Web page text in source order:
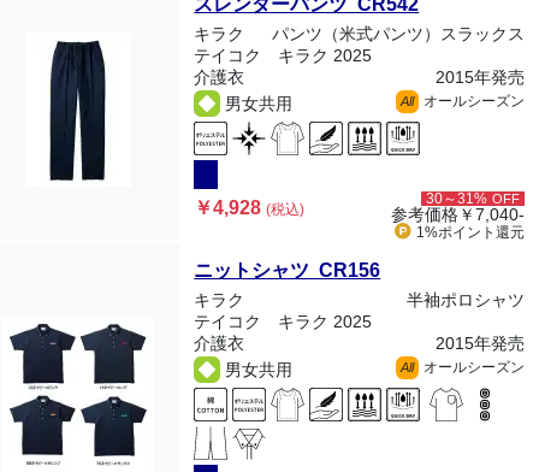
スレンダーパンツ CR542
キラク
パンツ（米式パンツ）スラックス
テイコク キラク 2025
介護衣
2015年発売
男女共用
All オールシーズン
￥4,928(税込)
30～31% OFF
参考価格￥7,040-
1%ポイント 還元
ニットシャツ CR156
キラク
半袖ポロシャツ
テイコク キラク 2025
介護衣
2015年発売
男女共用
All オールシーズン